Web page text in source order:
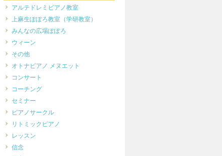
アルテドレミピアノ教室
上麻生ぽぽろ教室（学研教室）
みんなの広場ぽぽろ
ウィーン
その他
オトナピアノ メヌエット
コンサート
コーチング
セミナー
ピアノサークル
リトミックピアノ
レッスン
信念